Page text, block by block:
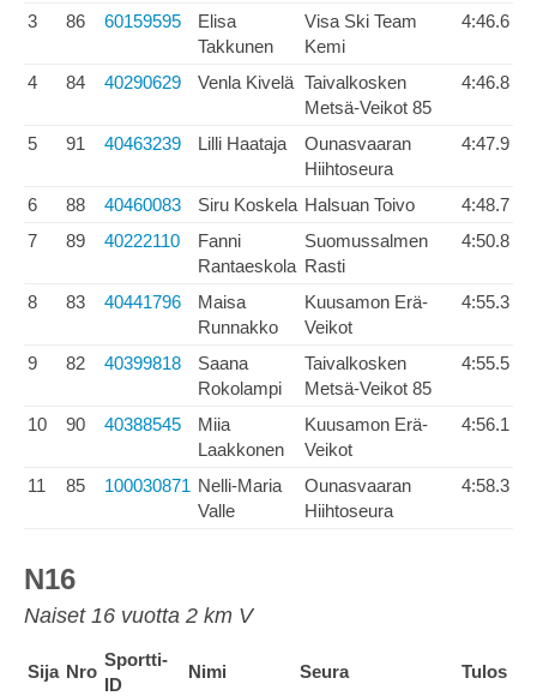
3 86 60159595
Elisa
Takkunen
Visa Ski Team
Kemi
4:46.6
4 84 40290629 Venla Kivelä Taivalkosken
Metsä-Veikot 85
4:46.8
5 91 40463239 Lilli Haataja
Ounasvaaran
Hiihtoseura
4:47.9
6 88 40460083 Siru Koskela Halsuan Toivo
4:48.7
7
89 40222110
Fanni
Rantaeskola
Suomussalmen
Rasti
4:50.8
8 83 40441796
Maisa
Runnakko
Kuusamon Erä-
Veikot
4:55.3
9 82 40399818
Saana
Rokolampi
Taivalkosken
Metsä-Veikot 85
4:55.5
10 90 40388545
Miia
Laakkonen
Kuusamon Erä-
Veikot
4:56.1
11 85 100030871 Nelli-Maria
Valle
Ounasvaaran
Hiihtoseura
4:58.3
N16
Naiset 16 vuotta 2 km V
Sija Nro
Sportti-
ID
Nimi Seura Tulos